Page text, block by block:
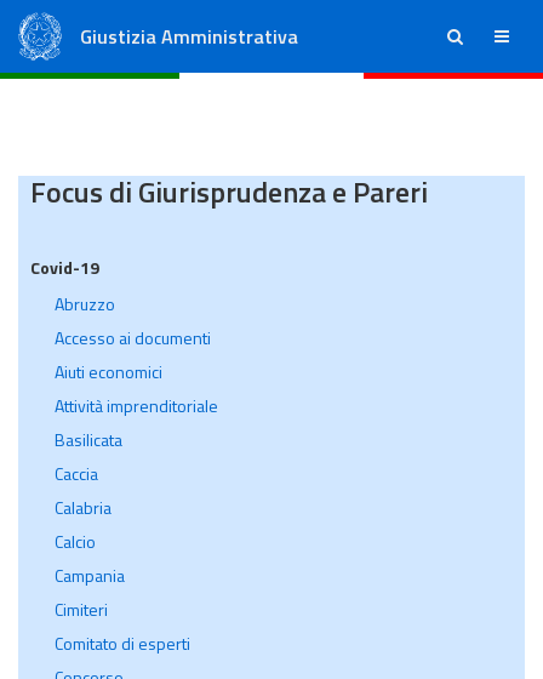
Giustizia Amministrativa ricerca menu
Focus di Giurisprudenza e Pareri
Covid-19
Abruzzo
Accesso ai documenti
Aiuti economici
Attività imprenditoriale
Basilicata
Caccia
Calabria
Calcio
Campania
Cimiteri
Comitato di esperti